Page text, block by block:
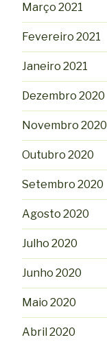
Março 2021
Fevereiro 2021
Janeiro 2021
Dezembro 2020
Novembro 2020
Outubro 2020
Setembro 2020
Agosto 2020
Julho 2020
Junho 2020
Maio 2020
Abril 2020